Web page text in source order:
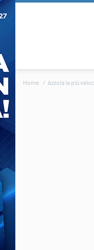
Home Azzola la più